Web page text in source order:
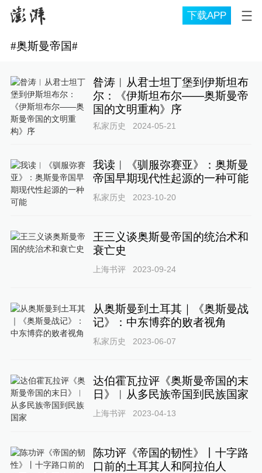
下载APP
#奥斯曼帝国#
昝涛︱从君士坦丁堡到伊斯坦布
尔：《伊斯坦布尔——奥斯曼帝
国的文明重构》序
私家历史 2024-05-21
我读︱《驯服弥赛亚》：奥斯曼
帝国早期现代性起源的一种可能
私家历史 2023-10-20
王三义谈奥斯曼帝国的统治术和
衰亡史
上海书评 2023-09-24
从奥斯曼到土耳其｜《奥斯曼战
记》：中东博弈的败者视角
私家历史 2023-06-07
达伯霍瓦拉评《奥斯曼帝国的末
日》︱从多民族帝国到民族国家
上海书评 2023-04-13
陈功评《帝国的韧性》丨十字路
口前的土耳其人和阿拉伯人